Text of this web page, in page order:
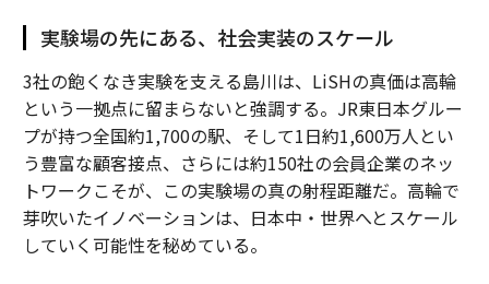
実験場の先にある、社会実装のスケール
3社の飽くなき実験を支える島川は、LiSHの真価は高輪
という一拠点に留まらないと強調する。JR東日本グルー
プが持つ全国約1,700の駅、そして1日約1,600万人とい
う豊富な顧客接点、さらには約150社の会員企業のネッ
トワークこそが、この実験場の真の射程距離だ。高輪で
芽吹いたイノベーションは、日本中・世界へとスケール
していく可能性を秘めている。